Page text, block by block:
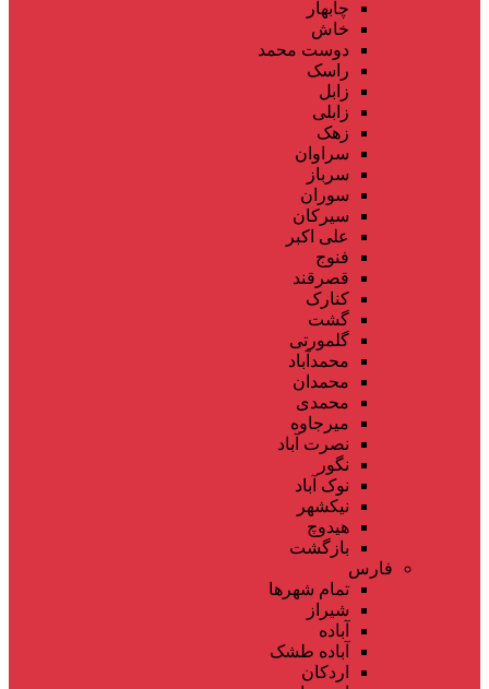
چابهار
خاش
دوست محمد
راسک
زابل
زابلی
زهک
سراوان
سرباز
سوران
سیرکان
علی اکبر
فنوج
قصرقند
کنارک
گشت
گلمورتی
محمدآباد
محمدان
محمدی
میرجاوه
نصرت آباد
نگور
نوک آباد
نیکشهر
هیدوچ
بازگشت
فارس
تمام شهر‌ها
شیراز
آباده
آباده طشک
اردکان